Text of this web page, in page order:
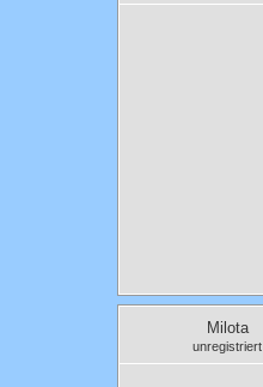
Milota
unregistriert